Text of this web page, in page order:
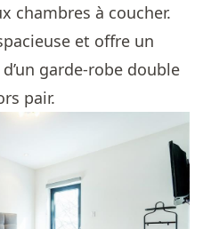
chambres à coucher.
et offre un
garde-robe double
pair.